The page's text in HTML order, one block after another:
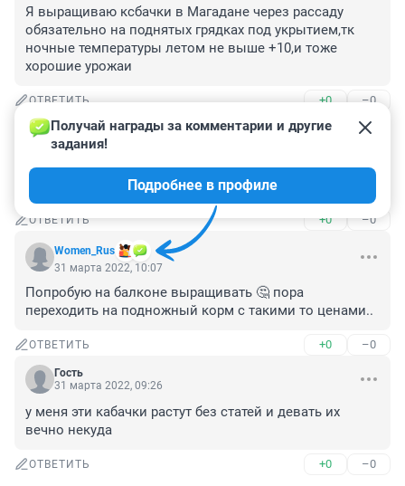
Я выращиваю ксбачки в Магадане через рассаду
обязательно на поднятых грядках под укрытием,тк
ночные температуры летом не выше +10,и тоже
хорошие урожаи
ОТВЕТИТЬ +0 –0
Гость
31 марта 2022, 10:12
Ещё и рассаду выращивать,они и так растут из
семечка хо́рошо.Вот удивили блин)
ОТВЕТИТЬ +0 –0
Women_Rus
Получай награды за комментарии и другие
задания!
Подробнее в профиле
31 марта 2022, 10:07
Попробую на балконе выращивать 🤔 пора
переходить на подножный корм с такими то ценами..
ОТВЕТИТЬ +0 –0
Гость
31 марта 2022, 09:26
у меня эти кабачки растут без статей и девать их
вечно некуда
ОТВЕТИТЬ +0 –0